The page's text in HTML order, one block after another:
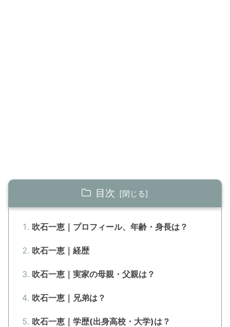
目次
吹石一恵｜プロフィール、年齢・身長は？
吹石一恵｜経歴
吹石一恵｜実家の母親・父親は？
吹石一恵｜兄弟は？
吹石一恵｜学歴(出身高校・大学)は？